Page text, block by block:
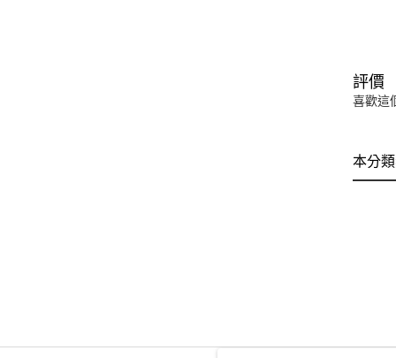
評價
喜歡這
本分